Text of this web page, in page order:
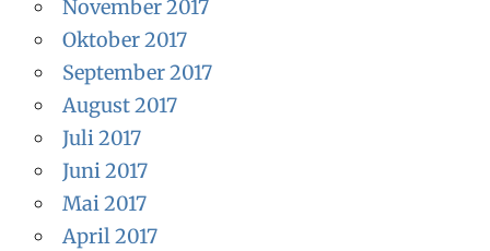
November 2017
Oktober 2017
September 2017
August 2017
Juli 2017
Juni 2017
Mai 2017
April 2017